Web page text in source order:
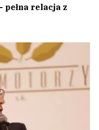
relacja z